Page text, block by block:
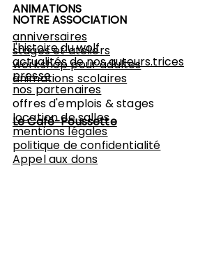
ANIMATIONS
anniversaires
stages et ateliers
workshoppour adultes
animations scolaires
Le Café-Poussette
NOTRE ASSOCIATION
l'histoire du wolf
actualités de nos auteurs.trices
presse
nos partenaires
offres d'emplois & stages
location de salles
mentions légales
politique de confidentialité
Appel aux dons